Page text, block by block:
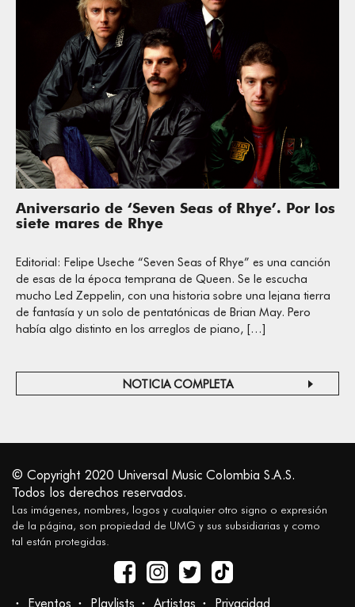
Aniversario de ‘Seven Seas of Rhye’. Por los
siete mares de Rhye
Editorial: Felipe Useche “Seven Seas of Rhye” es una canción
de esas de la época temprana de Queen. Se le escucha
mucho Led Zeppelin, con una historia sobre una lejana tierra
de fantasía y un solo de pentatónicas de Brian May. Pero
había algo distinto en los arreglos de piano, […]
NOTICIA COMPLETA
© Copyright 2020 Universal Music Colombia S.A.S.
Todos los derechos reservados.
Las imágenes, nombres, logos y cualquier otro signo o expresión
de la página, son propiedad de UMG y sus subsidiarias y como
tal están protegidas.
Eventos Playlists Artistas Privacidad